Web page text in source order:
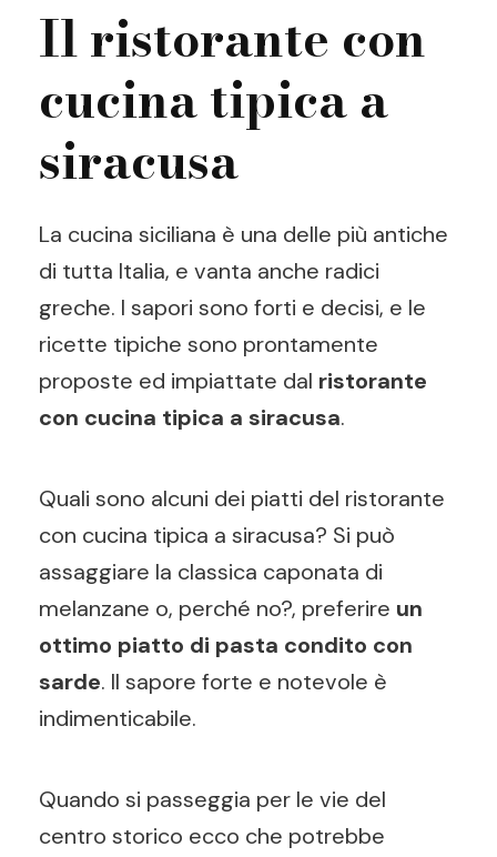
Il ristorante con
cucina tipica a
siracusa
La cucina siciliana è una delle più antiche
di tutta Italia, e vanta anche radici
greche. I sapori sono forti e decisi, e le
ricette tipiche sono prontamente
proposte ed impiattate dal ristorante
con cucina tipica a siracusa.
Quali sono alcuni dei piatti del ristorante
con cucina tipica a siracusa? Si può
assaggiare la classica caponata di
melanzane o, perché no?, preferire un
ottimo piatto di pasta condito con
sarde. Il sapore forte e notevole è
indimenticabile.
Quando si passeggia per le vie del
centro storico ecco che potrebbe